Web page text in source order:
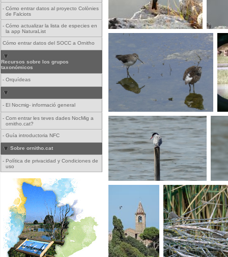
- Cómo entrar datos al proyecto Colònies
de Falciots
- Cómo actualizar la lista de especies en
la app NaturaList
Cómo entrar datos del SOCC a Ornitho
Recursos sobre los grupos
taxonómicos
- Orquídeas
- El Nocmig- informació general
- Com entrar les teves dades NocMig a
ornitho.cat?
- Guía introductoria NFC
Sobre ornitho.cat
- Política de privacidad y Condiciones de
uso